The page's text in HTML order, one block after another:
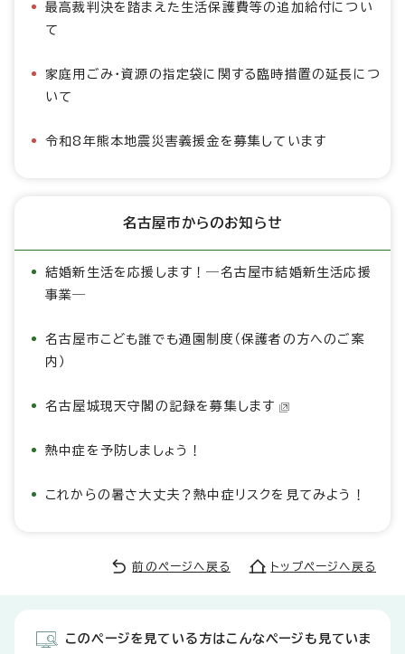
最高裁判決を踏まえた生活保護費等の追加給付につい
て
家庭用ごみ・資源の指定袋に関する臨時措置の延長につ
いて
令和8年熊本地震災害義援金を募集しています
名古屋市からのお知らせ
結婚新生活を応援します！―名古屋市結婚新生活応援
事業―
名古屋市こども誰でも通園制度（保護者の方へのご案
内）
名古屋城現天守閣の記録を募集します
熱中症を予防しましょう！
これからの暑さ大丈夫？熱中症リスクを見てみよう！
前のページへ戻る トップページへ戻る
このページを見ている方はこんなページも見ていま